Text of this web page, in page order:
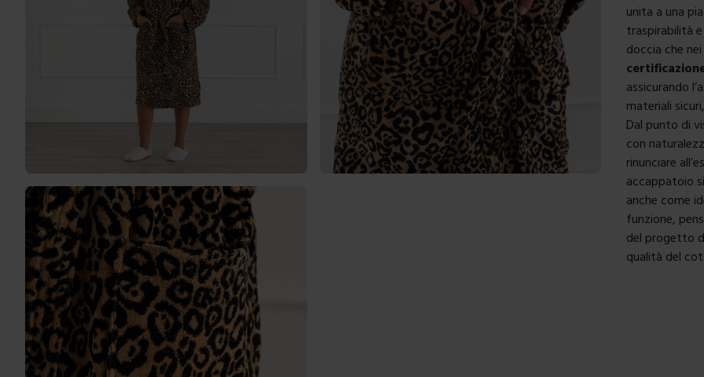
unita a una
traspirabilità
doccia che
assicurando
materiali
Dal punto di
con
rinunciare
accappatoio
anche come
funzione,
del progetto
qualità del